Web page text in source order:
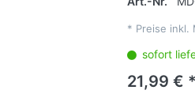
* Preise inkl.
sofort
21,99 € *